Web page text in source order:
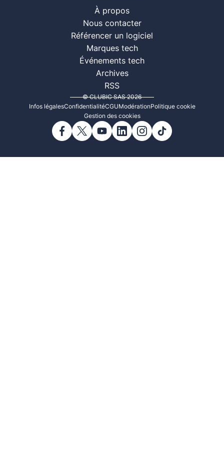
À propos
Nous contacter
Référencer un logiciel
Marques tech
Événements tech
Archives
RSS
© CLUBIC SAS 2026
Infos légalesConfidentialitéCGUModérationPolitique cookie
Gestion des cookies